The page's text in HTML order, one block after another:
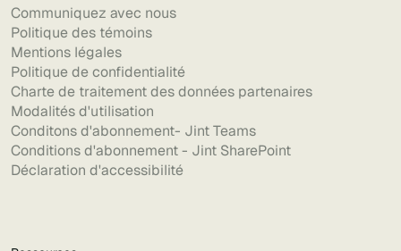
Communiquez avec nous
Politique des témoins
Mentions légales
Politique de confidentialité
Charte de traitement des données partenaires
Modalités d'utilisation
Conditons d'abonnement- Jint Teams
Conditions d'abonnement - Jint SharePoint
Déclaration d'accessibilité